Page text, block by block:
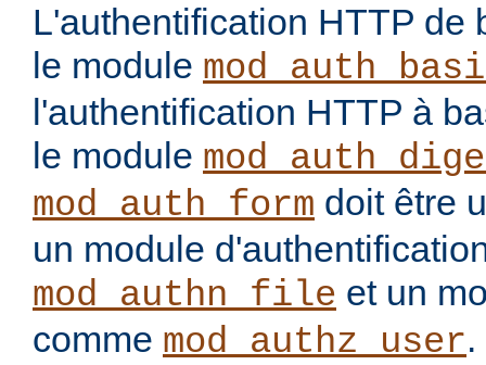
L'authentification HTTP de
le module
l'authentification HTTP à
le module
mod_auth_form doit être
un module
mod_authn_file et un
comme mod_authz_user.